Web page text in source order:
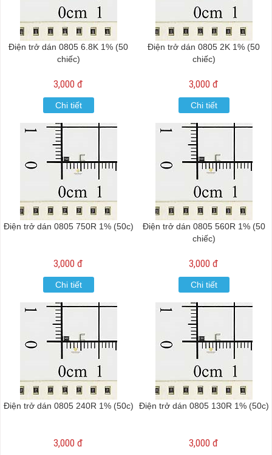
Điện trở dán 0805 6.8K 1% (50
chiếc)
3,000 đ
Chi tiết
Điện trở dán 0805 2K 1% (50
chiếc)
3,000 đ
Chi tiết
Điện trở dán 0805 750R 1% (50c)
3,000 đ
Chi tiết
Điện trở dán 0805 560R 1% (50
chiếc)
3,000 đ
Chi tiết
Điện trở dán 0805 240R 1% (50c)
3,000 đ
Điện trở dán 0805 130R 1% (50c)
3,000 đ